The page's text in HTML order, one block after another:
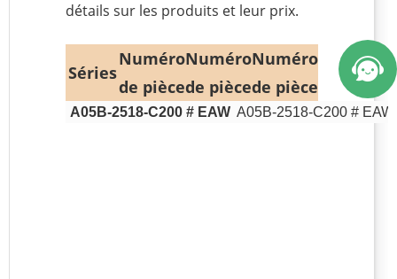
détails sur les produits et leur prix.
Séries
Numéro
de pièce
Numéro
de pièce
Numéro
de pièce
A05B-2518-C200 # EAW A05B-2518-C200 # EAW